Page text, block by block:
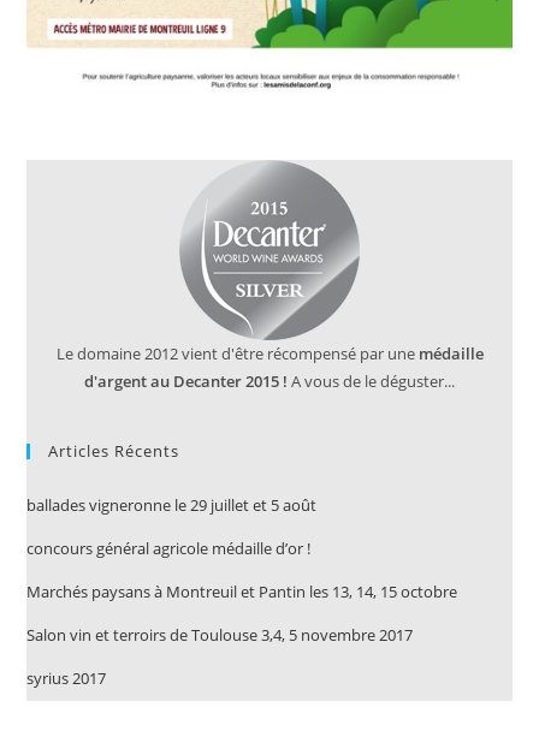
Le domaine 2012 vient d'être récompensé par une médaille
d'argent au Decanter 2015 ! A vous de le déguster...
Articles Récents
ballades vigneronne le 29 juillet et 5 août
concours général agricole médaille d’or !
Marchés paysans à Montreuil et Pantin les 13, 14, 15 octobre
Salon vin et terroirs de Toulouse 3,4, 5 novembre 2017
syrius 2017